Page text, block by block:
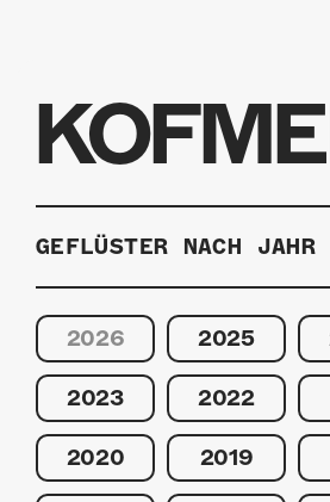
GEFLÜSTER NACH JAHR
2026 2025
2023 2022
2020 2019